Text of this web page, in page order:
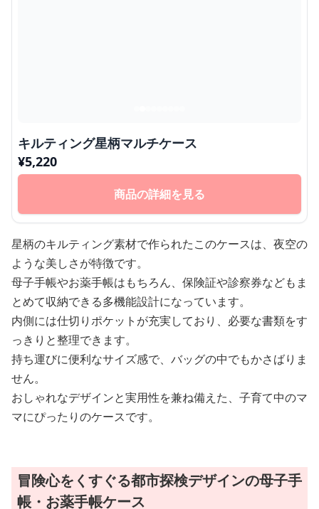
キルティング星柄マルチケース
¥5,220
商品の詳細を見る
星柄のキルティング素材で作られたこのケースは、夜空の
ような美しさが特徴です。
母子手帳やお薬手帳はもちろん、保険証や診察券などもま
とめて収納できる多機能設計になっています。
内側には仕切りポケットが充実しており、必要な書類をす
っきりと整理できます。
持ち運びに便利なサイズ感で、バッグの中でもかさばりま
せん。
おしゃれなデザインと実用性を兼ね備えた、子育て中のマ
マにぴったりのケースです。
冒険心をくすぐる都市探検デザインの母子手
帳・お薬手帳ケース